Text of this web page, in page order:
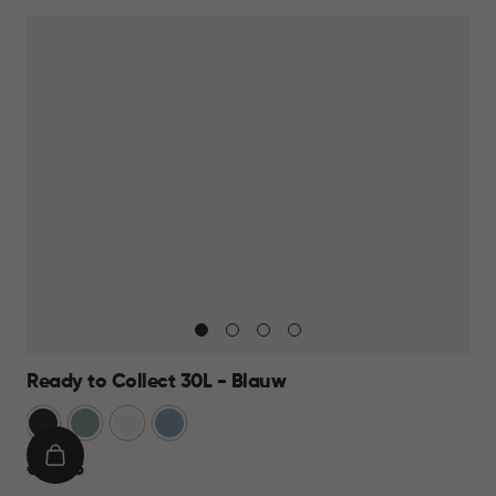
Ready to Collect 30L - Blauw
Donkergrijs
Groen Blauw
€
€ 24,95
IN